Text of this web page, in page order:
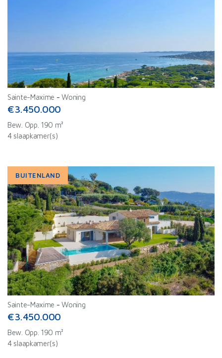
Sainte-Maxime -Woning
€3.450.000
Bew. Opp. 190 m²
4 slaapkamer(s)
BUITENLAND
Sainte-Maxime -Woning
€3.450.000
Bew. Opp. 190 m²
4 slaapkamer(s)